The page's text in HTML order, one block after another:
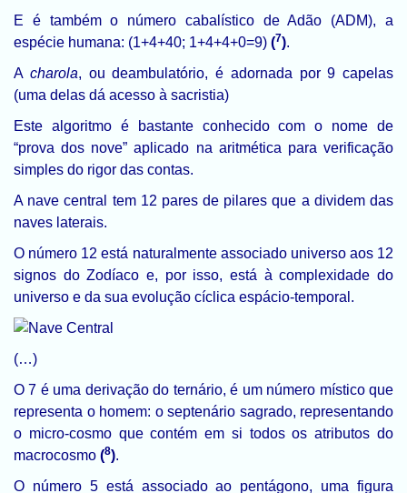
E é também o número cabalístico de Adão (ADM), a
espécie humana: (1+4+40; 1+4+4+0=9) (7).
A charola, ou deambulatório, é adornada por 9 capelas
(uma delas dá acesso à sacristia)
Este algoritmo é bastante conhecido com o nome de
“prova dos nove” aplicado na aritmética para verificação
simples do rigor das contas.
A nave central tem 12 pares de pilares que a dividem das
naves laterais.
O número 12 está naturalmente associado universo aos 12
signos do Zodíaco e, por isso, está à complexidade do
universo e da sua evolução cíclica espácio-temporal.
(…)
O 7 é uma derivação do ternário, é um número místico que
representa o homem: o septenário sagrado, representando
o micro-cosmo que contém em si todos os atributos do
macrocosmo (8).
O número 5 está associado ao pentágono, uma figura